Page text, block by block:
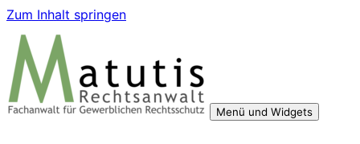
Zum Inhalt springen
Menü und Widgets